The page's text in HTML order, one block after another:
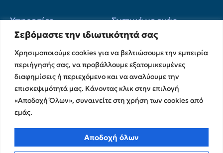
Σεβόμαστε την ιδιωτικότητά σας
Χρησιμοποιούμε cookies για να βελτιώσουμε την εμπειρία
περιήγησής σας, να προβάλλουμε εξατομικευμένες
διαφημίσεις ή περιεχόμενο και να αναλύουμε την
επισκεψιμότητά μας. Κάνοντας κλικ στην επιλογή
«Αποδοχή Όλων», συναινείτε στη χρήση των cookies από
εμάς.
Αποδοχή όλων
Υπηρεσίες
Υπηρεσίες Ελέγχου &
Χρηματοικοικονομικές &
Συμβουλευτικές Υπηρεσίες
Υπηρεσίες Ανάπτυξης και
Καινοτομίας
Λογιστικές & Φορολογικές
Υπηρεσίες
Σχετικά με εμάς
Ο Όμιλος
Η Ομάδα μας
Ευκαιρίες Καριέρας
Στρατηγικές Συνεργασίες
Memberships
Insights